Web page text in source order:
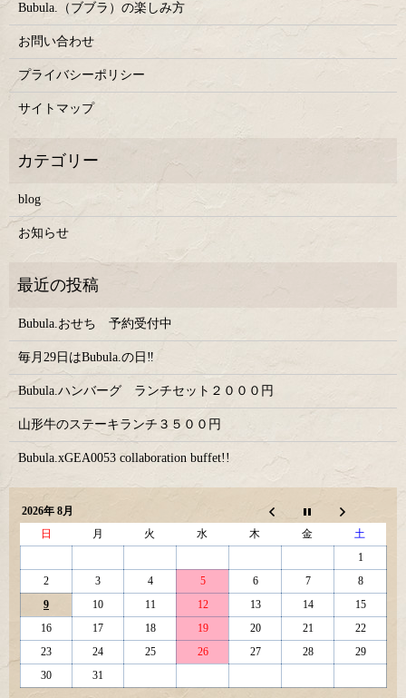
Bubula.（ブブラ）の楽しみ方
お問い合わせ
プライバシーポリシー
サイトマップ
blog
お知らせ
Bubula.おせち 予約受付中
毎月29日はBubula.の日‼
Bubula.ハンバーグ ランチセット２０００円
山形牛のステーキランチ３５００円
Bubula.xGEA0053 collaboration buffet!!
2026年 8月
日
月 火 水 木 金
土
1
2
3 4 5 6 7
8
9
10 11 12 13 14
15
16
17 18 19 20 21
22
23
24 25 26 27 28
29
30
31